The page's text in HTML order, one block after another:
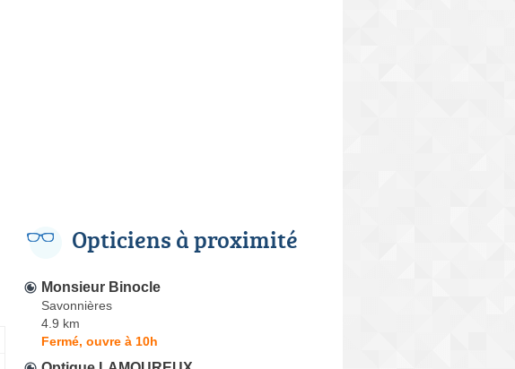
Opticiens à proximité
Monsieur Binocle
Savonnières
4.9 km
Fermé, ouvre à 10h